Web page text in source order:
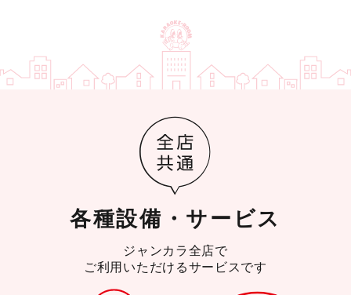
各種設備・サービス
ジャンカラ全店で
ご利用いただけるサービスです